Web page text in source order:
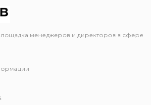
менеджеров и директоров в сфере